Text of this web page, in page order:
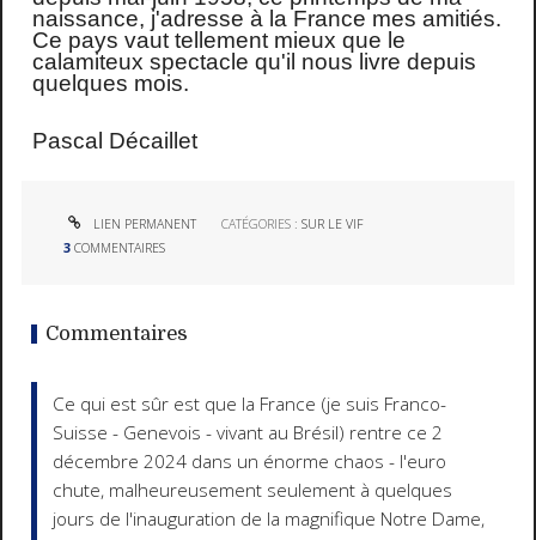
naissance, j'adresse à la France mes amitiés.
Ce pays vaut tellement mieux que le
calamiteux spectacle qu'il nous livre depuis
quelques mois.
Pascal Décaillet
LIEN PERMANENT CATÉGORIES :SUR LE VIF
3 COMMENTAIRES
Commentaires
Ce qui est sûr est que la France (je suis Franco-
Suisse - Genevois - vivant au Brésil) rentre ce 2
décembre 2024 dans un énorme chaos - l'euro
chute, malheureusement seulement à quelques
jours de l'inauguration de la magnifique Notre Dame,